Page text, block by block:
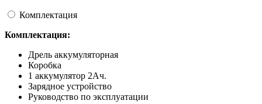
Комплектация
Комплектация:
Дрель аккумуляторная
Коробка
1 аккумулятор 2Ач.
Зарядное устройство
Руководство по эксплуатации